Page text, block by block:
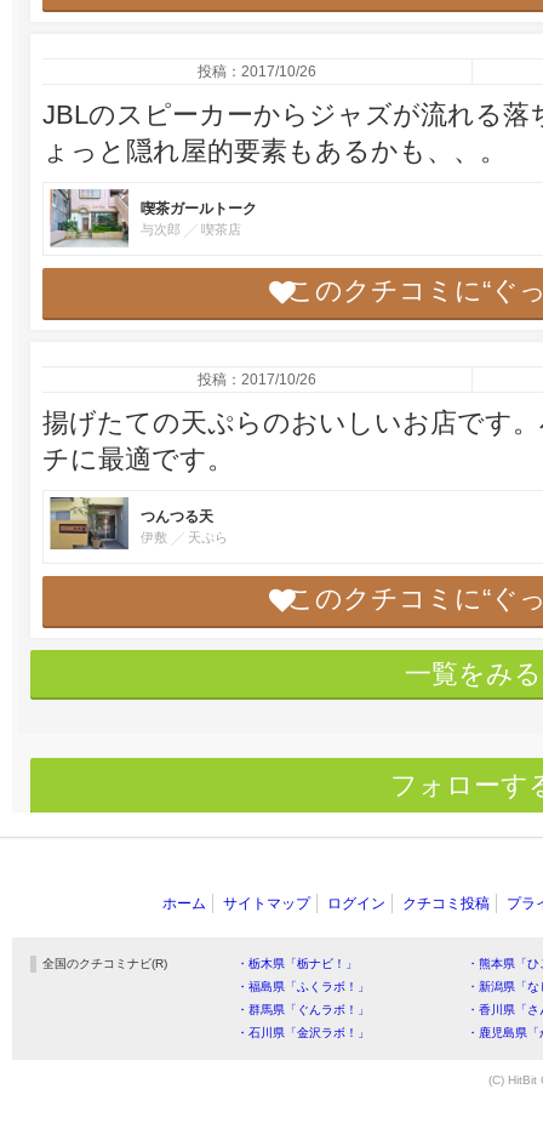
投稿：2017/10/26
JBLのスピーカーからジャズが流れる落
ょっと隠れ屋的要素もあるかも、、。
喫茶ガールトーク
与次郎 喫茶店
このクチコミに“ぐ
投稿：2017/10/26
揚げたての天ぷらのおいしいお店です
チに最適です。
つんつる天
伊敷 天ぷら
このクチコミに“ぐ
一覧をみる
フォローす
ホーム サイトマップ ログイン クチコミ投稿 プラ
全国のクチコミナビ(R) ・栃木県「栃ナビ！」
・熊本県「
・福島県「ふくラボ！」
・新潟県「
・群馬県「ぐんラボ！」
・香川県「
・石川県「金沢ラボ！」
・鹿児島県
(C) HitBit